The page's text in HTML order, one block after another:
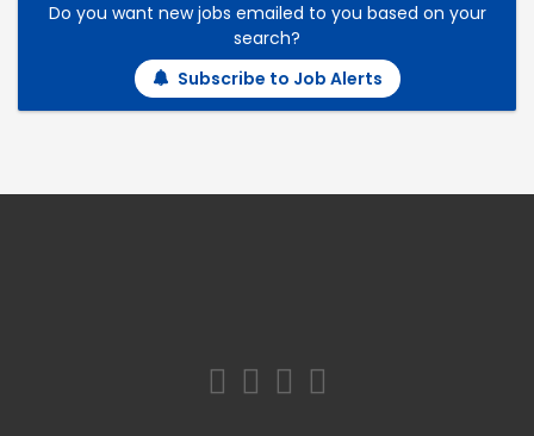
Do you want new jobs emailed to you based on your
search?
Subscribe to Job Alerts